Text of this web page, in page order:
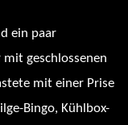
ein paar
geschlossenen
mit einer Prise
Bingo, Kühlbox-